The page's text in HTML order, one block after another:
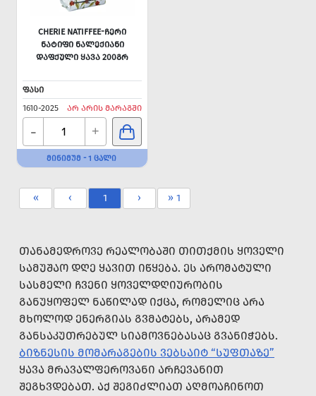
CHERIE NATIFFEE-ᲩᲔᲠᲘ
ᲜᲐᲢᲘᲤᲘ ᲜᲐᲚᲔᲥᲘᲐᲜᲘ
ᲓᲐᲤᲥᲣᲚᲘ ᲧᲐᲕᲐ 200ᲒᲠ
ᲤᲐᲡᲘ
1610-2025
ᲐᲠ ᲐᲠᲘᲡ ᲛᲐᲠᲐᲒᲨᲘ
- +
ᲛᲘᲜᲘᲛᲣᲛ - 1 ᲪᲐᲚᲘ
« ‹ 1 › » 1
ᲗᲐᲜᲐᲛᲔᲓᲠᲝᲕᲔ ᲠᲔᲐᲚᲝᲑᲐᲨᲘ ᲗᲘᲗᲥᲛᲘᲡ ᲧᲝᲕᲔᲚᲘ
ᲡᲐᲛᲣᲨᲐᲝ ᲓᲦᲔ ᲧᲐᲕᲘᲗ ᲘᲬᲧᲔᲑᲐ. ᲔᲡ ᲐᲠᲝᲛᲐᲢᲣᲚᲘ
ᲡᲐᲡᲛᲔᲚᲘ ᲩᲕᲔᲜᲘ ᲧᲝᲕᲔᲚᲓᲦᲘᲣᲠᲝᲑᲘᲡ
ᲒᲐᲜᲣᲧᲝᲤᲔᲚ ᲜᲐᲬᲘᲚᲐᲓ ᲘᲥᲪᲐ, ᲠᲝᲛᲔᲚᲘᲪ ᲐᲠᲐ
ᲛᲮᲝᲚᲝᲓ ᲔᲜᲔᲠᲒᲘᲐᲡ ᲒᲕᲛᲐᲢᲔᲑᲡ, ᲐᲠᲐᲛᲔᲓ
ᲒᲐᲜᲡᲐᲙᲣᲗᲠᲔᲑᲣᲚ ᲡᲘᲐᲛᲝᲕᲜᲔᲑᲐᲡᲐᲪ ᲒᲕᲐᲜᲘᲭᲔᲑᲡ.
ᲑᲘᲖᲜᲔᲡᲘᲡ ᲛᲝᲛᲐᲠᲐᲒᲔᲑᲘᲡ ᲕᲔᲑᲡᲐᲘᲢ “ᲡᲣᲤᲗᲐᲖᲔ”
ᲧᲐᲕᲐ ᲛᲠᲐᲕᲐᲚᲤᲔᲠᲝᲕᲐᲜᲘ ᲐᲠᲩᲔᲕᲐᲜᲘᲗ
ᲨᲔᲒᲮᲕᲓᲔᲑᲐᲗ. ᲐᲥ ᲨᲔᲒᲘᲫᲚᲘᲐᲗ ᲐᲦᲛᲝᲐᲩᲘᲜᲝᲗ